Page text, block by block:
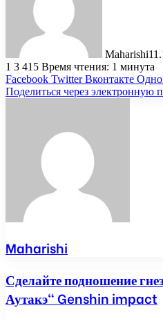
Maharishi
1 3 415 Время чтения: 1 минута
Facebook Twitter Вконтакте
Поделиться через электронную
Maharishi
Сделайте подношение
Аутакэ" Genshin impact